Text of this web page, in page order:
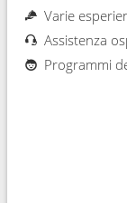
Varie
Assistenza
Programmi